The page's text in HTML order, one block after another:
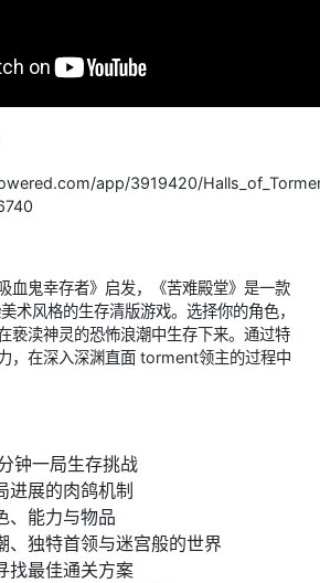
app/3919420/
血鬼幸存者》启发，《苦难殿堂》是一款
术风格的生存清版游戏。选择你的角色，
亵渎神灵的恐怖浪潮中生存下来。通过特
，在深入深渊直面 torment领主的过程中
钟一局生存挑战
进展的肉鸽机制
、能力与物品
、独特首领与迷宫般的世界
找最佳通关方案